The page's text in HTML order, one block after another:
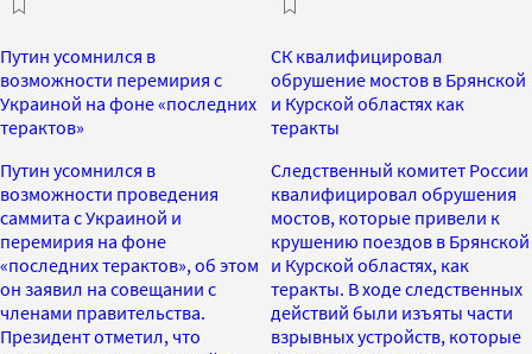
Путин усомнился в
возможности перемирия с
Украиной на фоне «последних
терактов»
Путин усомнился в
возможности проведения
саммита с Украиной и
перемирия на фоне
«последних терактов», об этом
он заявил на совещании с
членами правительства.
Президент отметил, что
СК квалифицировал
обрушение мостов в Брянской
и Курской областях как
теракты
Следственный комитет России
квалифицировал обрушения
мостов, которые привели к
крушению поездов в Брянской
и Курской областях, как
теракты. В ходе следственных
действий были изъяты части
взрывных устройств, которые